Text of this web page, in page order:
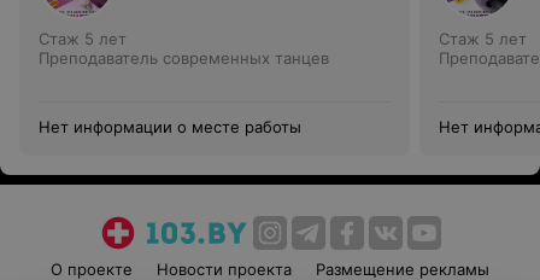
Стаж 5 лет
Преподаватель современных танцев
Нет информации о месте работы
Стаж 5 лет
Нет
О проекте Новости проекта
Размещение рекламы